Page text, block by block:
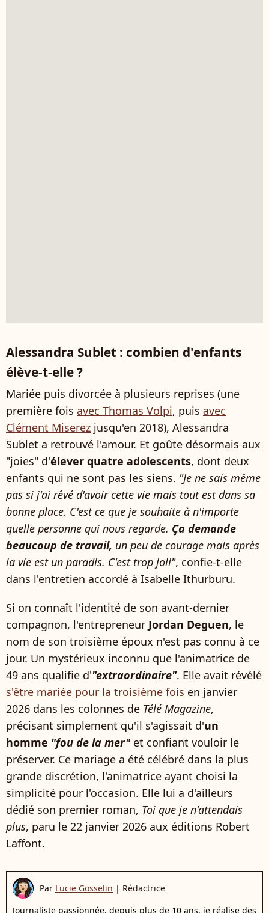
Alessandra Sublet : combien d'enfants
élève-t-elle ?
Mariée puis divorcée à plusieurs reprises (une
première fois avec Thomas Volpi, puis avec
Clément Miserez jusqu'en 2018), Alessandra
Sublet a retrouvé l'amour. Et goûte désormais aux
"joies" d'élever quatre adolescents, dont deux
enfants qui ne sont pas les siens. "Je ne sais même
pas si j'ai rêvé d'avoir cette vie mais tout est dans sa
bonne place. C'est ce que je souhaite à n'importe
quelle personne qui nous regarde. Ça demande
beaucoup de travail, un peu de courage mais après
la vie est un paradis. C'est trop joli", confie-t-elle
dans l'entretien accordé à Isabelle Ithurburu.
Si on connaît l'identité de son avant-dernier
compagnon, l'entrepreneur Jordan Deguen, le
nom de son troisième époux n'est pas connu à ce
jour. Un mystérieux inconnu que l'animatrice de
49 ans qualifie d'"extraordinaire". Elle avait révélé
s'être mariée pour la troisième fois en janvier
2026 dans les colonnes de Télé Magazine,
précisant simplement qu'il s'agissait d'un
homme "fou de la mer" et confiant vouloir le
préserver. Ce mariage a été célébré dans la plus
grande discrétion, l'animatrice ayant choisi la
simplicité pour l'occasion. Elle lui a d'ailleurs
dédié son premier roman, Toi que je n'attendais
plus, paru le 22 janvier 2026 aux éditions Robert
Laffont.
Par Lucie Gosselin | Rédactrice
Journaliste passionnée, depuis plus de 10 ans, je réalise des